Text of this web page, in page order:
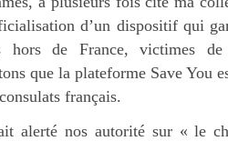
d’un dispositif qui
hors de France, victimes
que la plateforme Save You
français.
alerté nos autorité sur « le